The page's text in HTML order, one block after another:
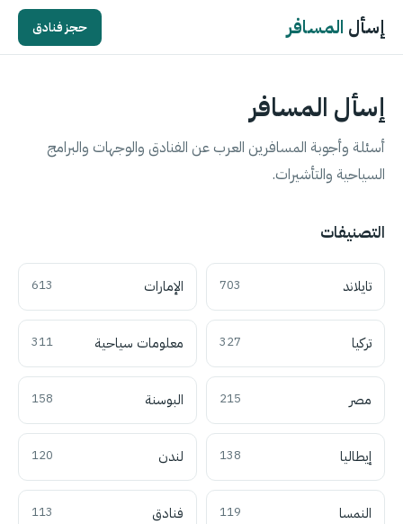
إسأل المسافر حجز فنادق
إسأل المسافر
أسئلة وأجوبة المسافرين العرب عن الفنادق والوجهات والبرامج
السياحية والتأشيرات.
التصنيفات
تايلاند 703 الإمارات 613
تركيا 327 معلومات سياحية 311
مصر 215 البوسنة 158
إيطاليا 138 لندن 120
النمسا 119 فنادق 113